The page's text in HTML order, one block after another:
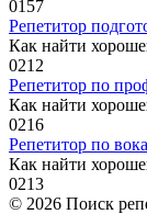
0157
Репетитор
Как найти
0212
Репетитор по
Как найти
0216
Репетитор по
Как найти
0213
© 2026 Поиск